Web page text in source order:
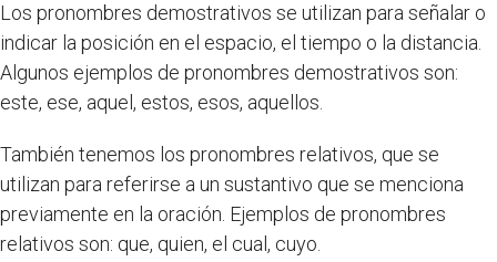
Los pronombres demostrativos se utilizan para señalar o
indicar la posición en el espacio, el tiempo o la distancia.
Algunos ejemplos de pronombres demostrativos son:
este, ese, aquel, estos, esos, aquellos.
También tenemos los pronombres relativos, que se
utilizan para referirse a un sustantivo que se menciona
previamente en la oración. Ejemplos de pronombres
relativos son: que, quien, el cual, cuyo.